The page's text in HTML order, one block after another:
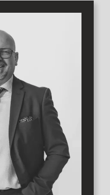
som ser andra
sig även väl för
eller annan
läge och praktiska ytor
historia, etablerad
för nästa kapitel.
- ej verksamheten och